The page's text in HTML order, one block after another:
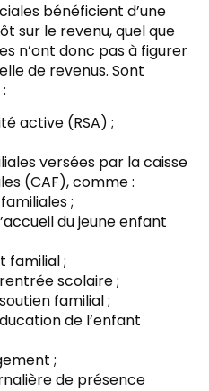
bénéficient d’une
sur le revenu, quel que
n’ont donc pas à figurer
de revenus. Sont
active (RSA) ;
versées par la caisse
(CAF), comme :
;
du jeune enfant
familial ;
scolaire ;
familial ;
de l’enfant
;
de présence